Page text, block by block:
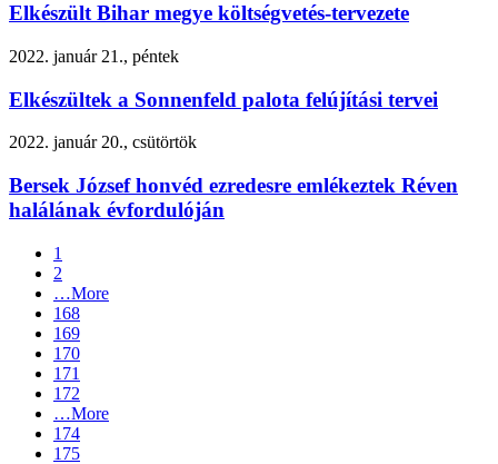
Elkészült Bihar megye költségvetés-tervezete
2022. január 21., péntek
Elkészültek a Sonnenfeld palota felújítási tervei
2022. január 20., csütörtök
Bersek József honvéd ezredesre emlékeztek Réven
halálának évfordulóján
1
2
…More
168
169
170
171
172
…More
174
175